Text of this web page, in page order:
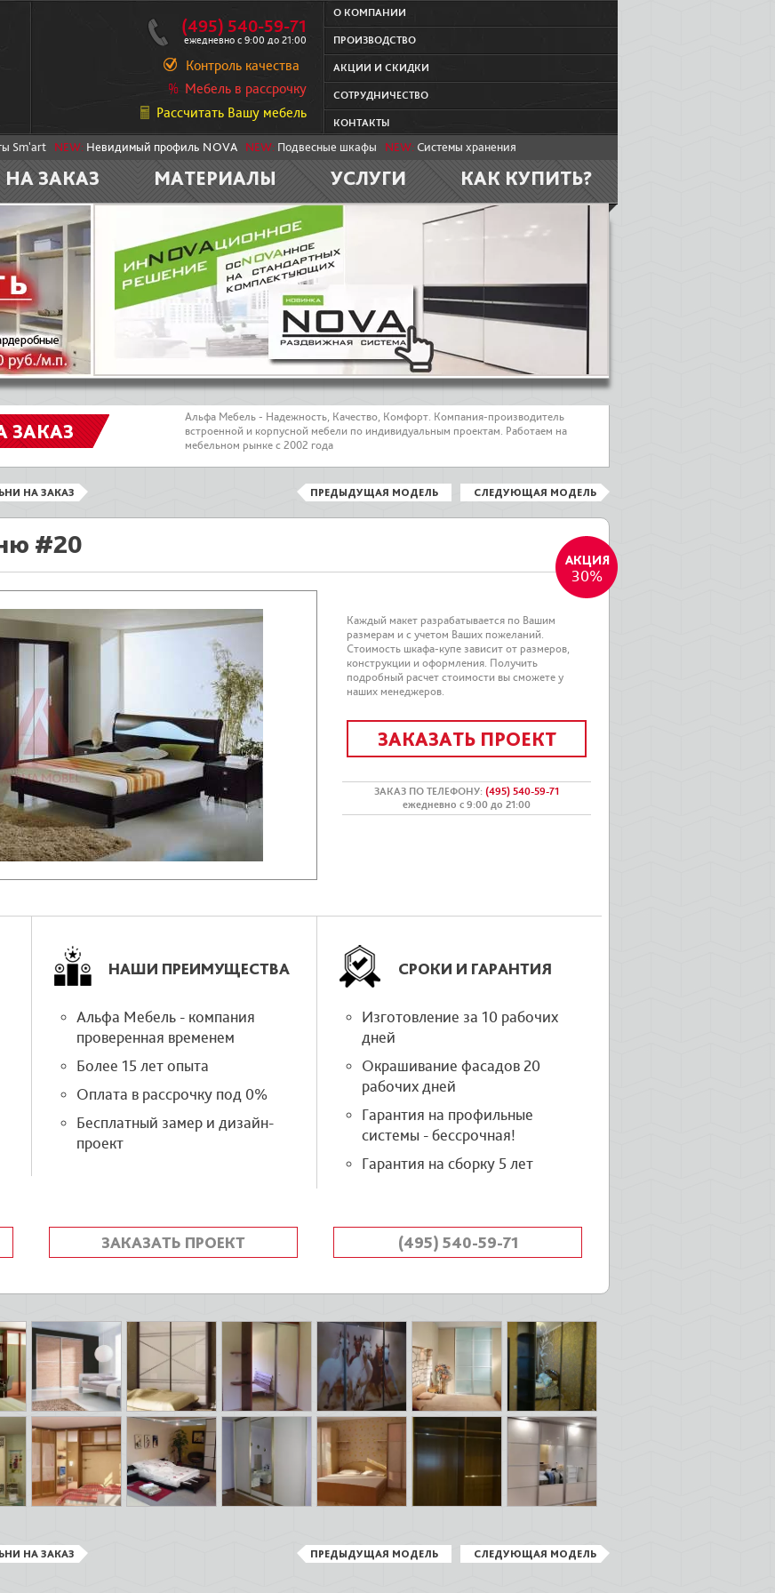
(495) 540-59-71
ежедневно с 9:00 до 21:00
Контроль качества
Мебель в рассрочку
Рассчитать Вашу мебель
О КОМПАНИИ
ПРОИЗВОДСТВО
АКЦИИ И СКИДКИ
СОТРУДНИЧЕСТВО
КОНТАКТЫ
Sm'art NEW: Невидимый профиль NOVA NEW: Подвесные шкафы NEW: Системы хранения
ЗАКАЗ МАТЕРИАЛЫ УСЛУГИ КАК КУПИТЬ?
ЗАКАЗ
Альфа Мебель - Надежность, Качество, Комфорт. Компания-производитель
встроенной и корпусной мебели по индивидуальным проектам. Работаем на
мебельном рынке с 2002 года
НА ЗАКАЗ ПРЕДЫДУЩАЯ МОДЕЛЬ СЛЕДУЮЩАЯ МОДЕЛЬ
#20
Каждый макет разрабатывается по Вашим
размерам и с учетом Ваших пожеланий.
Стоимость шкафа-купе зависит от размеров,
конструкции и оформления. Получить
подробный расчет стоимости вы сможете у
наших менеджеров.
ЗАКАЗАТЬ ПРОЕКТ
ЗАКАЗ ПО ТЕЛЕФОНУ: (495) 540-59-71
ежедневно с 9:00 до 21:00
30%
НАШИ ПРЕИМУЩЕСТВА
Альфа Мебель - компания
проверенная временем
Более 15 лет опыта
Оплата в рассрочку под 0%
Бесплатный замер и дизайн-
проект
СРОКИ И ГАРАНТИЯ
Изготовление за 10 рабочих
дней
Окрашивание фасадов 20
рабочих дней
Гарантия на профильные
системы - бессрочная!
Гарантия на сборку 5 лет
ЗАКАЗАТЬ ПРОЕКТ (495) 540-59-71
НА ЗАКАЗ ПРЕДЫДУЩАЯ МОДЕЛЬ СЛЕДУЮЩАЯ МОДЕЛЬ